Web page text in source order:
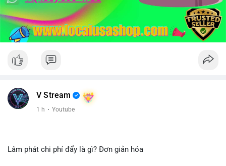
V Stream
1 h · Youtube
Lâm phát chi phí đẩy là gì? Đơn giản hóa